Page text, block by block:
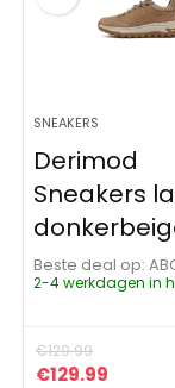
SNEAKERS
Derimod
Sneakers
Beste deal op:
2-4 werkdagen in
€129.99
€129.99